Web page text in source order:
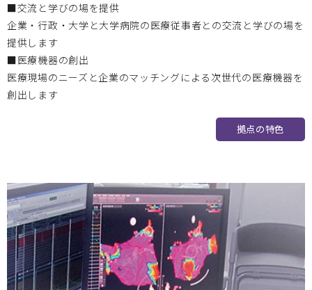
北海道大学
2023/09/20 医工連携セミナーのお知らせ
「献体を使用した臨床医学の 教育・研究システムと医療機
2023/10/14 、2023/11/11 2023年度次世代医療機器開発人
材育成プログラム 医療機器開発コース 受講生募集のお知ら
せ
■交流と学びの場を提供
企業・行政・大学と大学病院の医療従事者との交流と学びの場を
提供します
■医療機器の創出
医療現場のニーズと企業のマッチングによる次世代の医療機器を
創出します
拠点の特色